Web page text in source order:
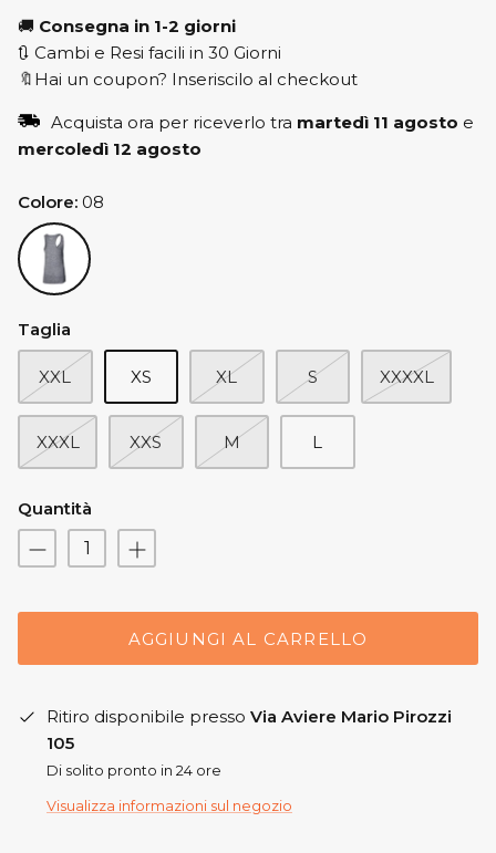
🚚 Consegna in 1-2 giorni
🔃 Cambi e Resi facili in 30 Giorni
🔖Hai un coupon? Inseriscilo al checkout
Acquista ora per riceverlo tra martedì 11 agosto e
mercoledì 12 agosto
Colore 08
08
Taglia
XXL XS XL S XXXXL
XXXL XXS M L
Quantità
AGGIUNGI AL CARRELLO
Ritiro disponibile presso Via Aviere Mario Pirozzi
105
Di solito pronto in 24 ore
Visualizza informazioni sul negozio